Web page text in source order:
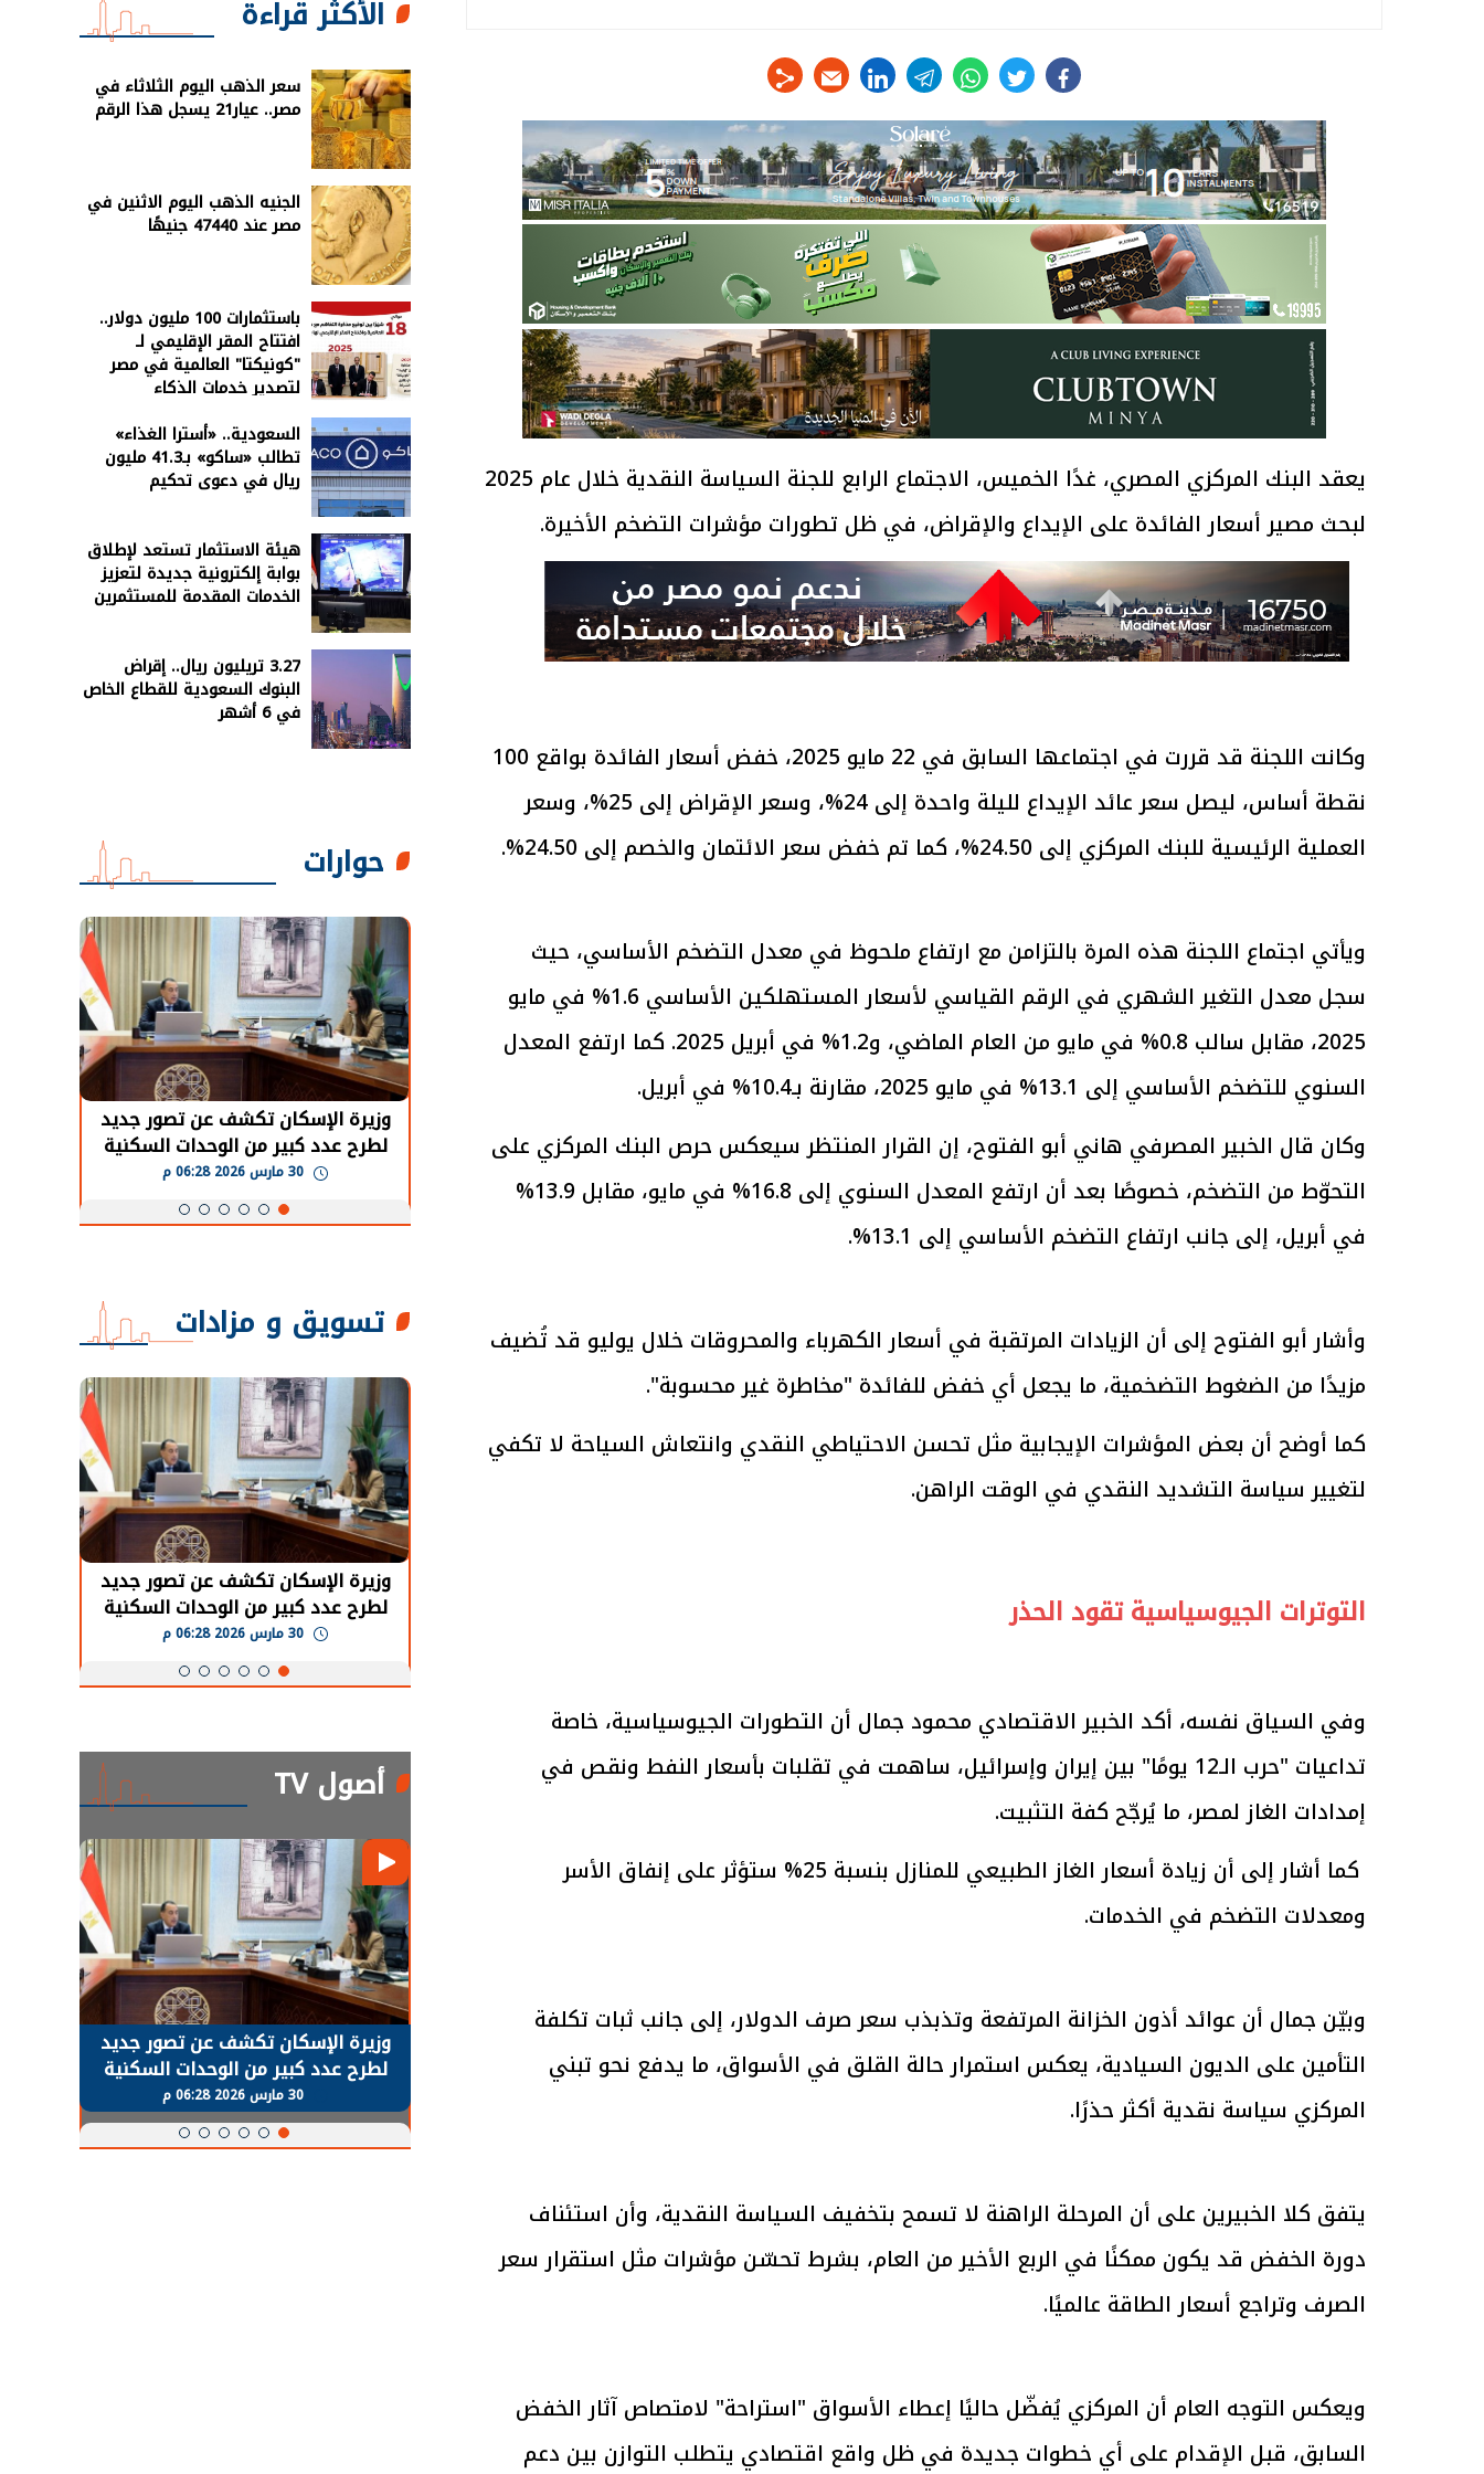
facebook
twitter
whats
telegram
linkedin
يعقد البنك المركزي المصري، غدًا الخميس، الاجتماع الرابع للجنة السياسة النقدية خلال عام 2025
لبحث مصير أسعار الفائدة على الإيداع والإقراض، في ظل تطورات مؤشرات التضخم الأخيرة.
وكانت اللجنة قد قررت في اجتماعها السابق في 22 مايو 2025، خفض أسعار الفائدة بواقع 100
نقطة أساس، ليصل سعر عائد الإيداع لليلة واحدة إلى 24%، وسعر الإقراض إلى 25%، وسعر
العملية الرئيسية للبنك المركزي إلى 24.50%، كما تم خفض سعر الائتمان والخصم إلى 24.50%.
ويأتي اجتماع اللجنة هذه المرة بالتزامن مع ارتفاع ملحوظ في معدل التضخم الأساسي، حيث
سجل معدل التغير الشهري في الرقم القياسي لأسعار المستهلكين الأساسي 1.6% في مايو
2025، مقابل سالب 0.8% في مايو من العام الماضي، و1.2% في أبريل 2025. كما ارتفع المعدل
السنوي للتضخم الأساسي إلى 13.1% في مايو 2025، مقارنة بـ10.4% في أبريل.
وكان قال الخبير المصرفي هاني أبو الفتوح، إن القرار المنتظر سيعكس حرص البنك المركزي على
التحوّط من التضخم، خصوصًا بعد أن ارتفع المعدل السنوي إلى 16.8% في مايو، مقابل 13.9%
في أبريل، إلى جانب ارتفاع التضخم الأساسي إلى 13.1%.
وأشار أبو الفتوح إلى أن الزيادات المرتقبة في أسعار الكهرباء والمحروقات خلال يوليو قد تُضيف
مزيدًا من الضغوط التضخمية، ما يجعل أي خفض للفائدة "مخاطرة غير محسوبة".
كما أوضح أن بعض المؤشرات الإيجابية مثل تحسن الاحتياطي النقدي وانتعاش السياحة لا تكفي
لتغيير سياسة التشديد النقدي في الوقت الراهن.
التوترات الجيوسياسية تقود الحذر
وفي السياق نفسه، أكد الخبير الاقتصادي محمود جمال أن التطورات الجيوسياسية، خاصة
تداعيات "حرب الـ12 يومًا" بين إيران وإسرائيل، ساهمت في تقلبات بأسعار النفط ونقص في
إمدادات الغاز لمصر، ما يُرجّح كفة التثبيت.
كما أشار إلى أن زيادة أسعار الغاز الطبيعي للمنازل بنسبة 25% ستؤثر على إنفاق الأسر
ومعدلات التضخم في الخدمات.
وبيّن جمال أن عوائد أذون الخزانة المرتفعة وتذبذب سعر صرف الدولار، إلى جانب ثبات تكلفة
التأمين على الديون السيادية، يعكس استمرار حالة القلق في الأسواق، ما يدفع نحو تبني
المركزي سياسة نقدية أكثر حذرًا.
يتفق كلا الخبيرين على أن المرحلة الراهنة لا تسمح بتخفيف السياسة النقدية، وأن استئناف
دورة الخفض قد يكون ممكنًا في الربع الأخير من العام، بشرط تحسّن مؤشرات مثل استقرار سعر
الصرف وتراجع أسعار الطاقة عالميًا.
ويعكس التوجه العام أن المركزي يُفضّل حاليًا إعطاء الأسواق "استراحة" لامتصاص آثار الخفض
السابق، قبل الإقدام على أي خطوات جديدة في ظل واقع اقتصادي يتطلب التوازن بين دعم
الأكثر قراءة
سعر الذهب اليوم الثلاثاء في
مصر.. عيار21 يسجل هذا الرقم
الجنيه الذهب اليوم الاثنين في
مصر عند 47440 جنيهًا
باستثمارات 100 مليون دولار..
افتتاح المقر الإقليمي لـ
"كونيكتا" العالمية في مصر
لتصدير خدمات الذكاء
السعودية.. «أسترا الغذاء»
تطالب «ساكو» بـ41.3 مليون
ريال في دعوى تحكيم
هيئة الاستثمار تستعد لإطلاق
بوابة إلكترونية جديدة لتعزيز
الخدمات المقدمة للمستثمرين
3.27 تريليون ريال.. إقراض
البنوك السعودية للقطاع الخاص
في 6 أشهر
حوارات
الاقتصاد العالمي وأسعار الوقود حال
استمرار الأزمة في الشرق الأوسط
بتنفيذ التوجيهات الرئاسية بطرح وحدات واسع.. والبترول: مصر تعزز مكانتها
بوصفها مركزًا إقليميًّا للطاقة
وزيرة الإسكان تكشف عن تصور جديد
لطرح عدد كبير من الوحدات السكنية
بنظام الإيجار
تسويق و مزادات
الاقتصاد العالمي وأسعار الوقود حال
استمرار الأزمة في الشرق الأوسط
بتنفيذ التوجيهات الرئاسية بطرح وحدات
سكنية بالإيجار للمواطنين
30 مارس 2026 04:40 م
وزيرة الإسكان تكشف عن تصور جديد
لطرح عدد كبير من الوحدات السكنية
بنظام الإيجار
أصول TV
الرئيس السيسي: تداعيات خطيرة على
الاقتصاد العالمي وأسعار الوقود حال
استمرار الأزمة في الشرق الأوسط
رئيس الوزراء يتابع الإجراءات الخاصة
بتنفيذ التوجيهات الرئاسية بطرح وحدات واسع.. والبترول: مصر تعزز مكانتها
وزيرة الإسكان تكشف عن تصور جديد
لطرح عدد كبير من الوحدات السكنية
بنظام الإيجار